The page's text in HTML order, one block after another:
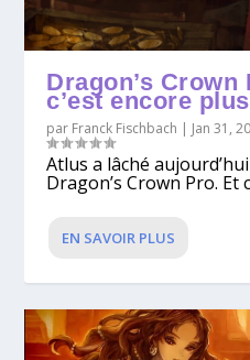
Dragon’s
c’est encore
par Franck Fischbach | Jan 31,
Atlus a lâché
Dragon’s Crown Pro. Et
EN SAVOIR PLUS